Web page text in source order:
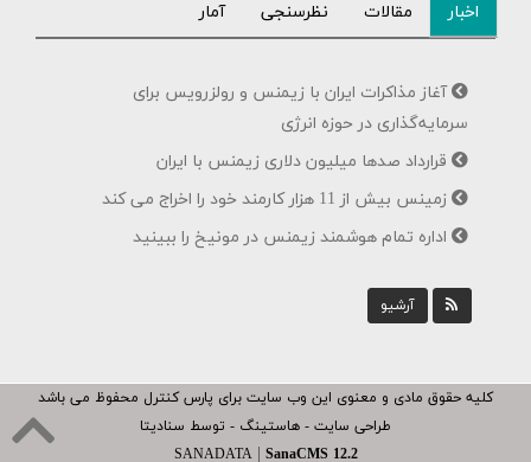
اخبار مقالات نظرسنجی آمار
آغاز مذاکرات ایران با زیمنس و رولزرویس برای
سرمایه‌گذاری در حوزه انرژی
قرارداد صدها میلیون دلاری زیمنس با ایران
زمینس بیش از 11 هزار کارمند خود را اخراج می کند
اداره تمام هوشمند زیمنس در مونیخ را ببینید
آرشیو
کلیه حقوق مادی و معنوی این وب سایت برای پارس کنترل محفوظ می باشد
طراحی سایت - هاستینگ - توسط سنادیتا
SANADATA| SanaCMS 12.2